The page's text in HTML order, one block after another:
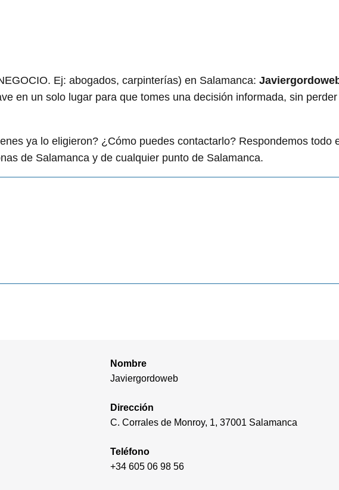
Ej: abogados, carpinterías) en Salamanca:
en un solo lugar para que tomes una decisión informada, sin perder
ya lo eligieron? ¿Cómo puedes contactarlo? Respondemos todo
de Salamanca y de cualquier punto de Salamanca.
Nombre
Javiergordoweb
Dirección
C. Corrales de Monroy, 1, 37001 Salamanca
Teléfono
+34 605 06 98 56